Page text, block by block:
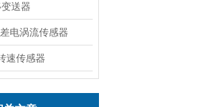
送器
电涡流传感器
速传感器